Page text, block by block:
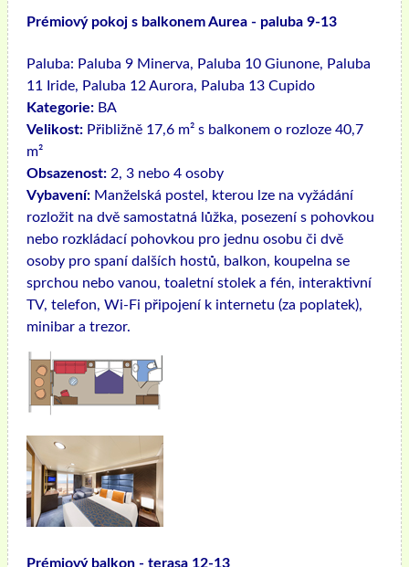
Prémiový pokoj s balkonem Aurea - paluba 9-13
Paluba: Paluba 9 Minerva, Paluba 10 Giunone, Paluba
11 Iride, Paluba 12 Aurora, Paluba 13 Cupido
Kategorie: BA
Velikost: Přibližně 17,6 m² s balkonem o rozloze 40,7
m²
Obsazenost: 2, 3 nebo 4 osoby
Vybavení: Manželská postel, kterou lze na vyžádání
rozložit na dvě samostatná lůžka, posezení s pohovkou
nebo rozkládací pohovkou pro jednu osobu či dvě
osoby pro spaní dalších hostů, balkon, koupelna se
sprchou nebo vanou, toaletní stolek a fén, interaktivní
TV, telefon, Wi-Fi připojení k internetu (za poplatek),
minibar a trezor.
Prémiový balkon - terasa 12-13